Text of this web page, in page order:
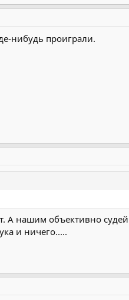
нибудь проиграли.
А нашим объективно
и ничего.....